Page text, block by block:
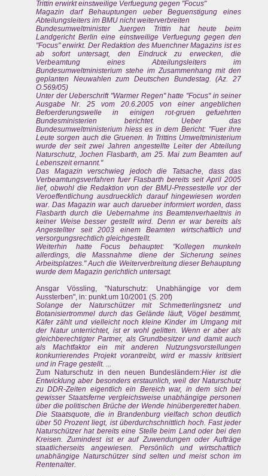
Trittin erwirkt einstweilige Verfuegung gegen "Focus"
Magazin darf Behauptungen ueber Beguenstigung eines
Abteilungsleiters im BMU nicht weiterverbreiten
Bundesumweltminister Juergen Trittin hat heute beim
Landgericht Berlin eine einstweilige Verfuegung gegen den
"Focus" erwirkt. Der Redaktion des Muenchner Magazins ist es
ab sofort untersagt, den Eindruck zu erwecken, die
Verbeamtung eines Abteilungsleiters im
Bundesumweltministerium stehe im Zusammenhang mit den
geplanten Neuwahlen zum Deutschen Bundestag. (Az. 27
O.569/05)
Unter der Ueberschrift "Warmer Regen" hatte "Focus" in seiner
Ausgabe Nr. 25 vom 20.6.2005 von einer angeblichen
Befoerderungswelle in einigen rot-gruen gefuehrten
Bundesministerien berichtet. Ueber das
Bundesumweltministerium hiess es in dem Bericht: "Fuer ihre
Leute sorgen auch die Gruenen. In Trittins Umweltministerium
wurde der seit zwei Jahren angestellte Leiter der Abteilung
Naturschutz, Jochen Flasbarth, am 25. Mai zum Beamten auf
Lebenszeit ernannt."
Das Magazin verschwieg jedoch die Tatsache, dass das
Verbeamtungsverfahren fuer Flasbarth bereits seit April 2005
lief, obwohl die Redaktion von der BMU-Pressestelle vor der
Veroeffentlichung ausdruecklich darauf hingewiesen worden
war. Das Magazin war auch darueber informiert worden, dass
Flasbarth durch die Uebernahme ins Beamtenverhaeltnis in
keiner Weise besser gestellt wird. Denn er war bereits als
Angestellter seit 2003 einem Beamten wirtschaftlich und
versorgungsrechtlich gleichgestellt.
Weiterhin hatte Focus behauptet: "Kollegen munkeln
allerdings, die Massnahme diene der Sicherung seines
Arbeitsplatzes." Auch die Weiterverbreitung dieser Behauptung
wurde dem Magazin gerichtlich untersagt.
Ansgar Vössling, "Naturschutz: Unabhängige vor dem
Aussterben", in: punkt.um 10/2001 (S. 20f)
Solange der Naturschützer mit Schmetterlingsnetz und
Botanisiertrommel durch das Gelände läuft, Vögel bestimmt,
Käfer zählt und vielleicht noch kleine Kinder im Umgang mit
der Natur unterrichtet, ist er wohl gelitten. Wenn er aber als
gleichberechtigter Partner, als Grundbesitzer und damit auch
als Machtfaktor ein mit anderen Nutzungsvorstellungen
konkurrierendes Projekt vorantreibt, wird er massiv kritisiert
und in Frage gestellt. ...
Zum Naturschutz in den neuen Bundesländern:Hier ist die
Entwicklung aber besonders erstaunlich, weil der Naturschutz
zu DDR-Zeiten eigentlich ein Bereich war, in dem sich bei
gewisser Staatsferne vergleichsweise unabhängige personen
über die politischen Brüche der Wende hinübergerettet haben.
Die Staatsquote, die in Brandenburg vielfach schon deutlich
über 50 Prozent liegt, ist überdurchschnittlich hoch. Fast jeder
Naturschützer hat bereits eine Stelle beim Land oder bei den
Kreisen. Zumindest ist er auf Zuwendungen oder Aufträge
staatlicherseits angewiesen. Persönlich und wirtschaftlich
unabhängige Naturschützer sind selten und meist schon im
Rentenalter.